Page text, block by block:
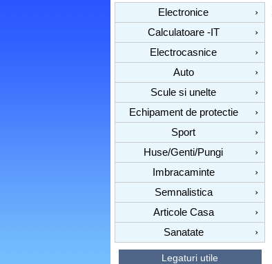
Electronice
›
Calculatoare -IT
›
Electrocasnice
›
Auto
›
Scule si unelte
›
Echipament de protectie
›
Sport
›
Huse/Genti/Pungi
›
Imbracaminte
›
Semnalistica
›
Articole Casa
›
Sanatate
›
Legaturi utile